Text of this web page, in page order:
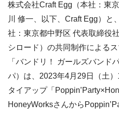
株式会社Craft Egg（本社：東
川 修一、以下、Craft Egg）と
社：東京都中野区 代表取締役
シロード）の共同制作による
「バンドリ！ ガールズバンド
パ）は、2023年4月29日（土
タイアップ「
HoneyWorksさんから